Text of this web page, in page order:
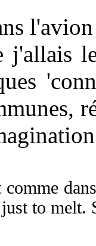
j'allais
comme
to melt.